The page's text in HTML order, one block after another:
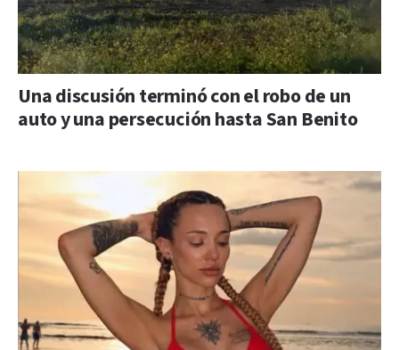
Una discusión terminó con el robo de un
auto y una persecución hasta San Benito